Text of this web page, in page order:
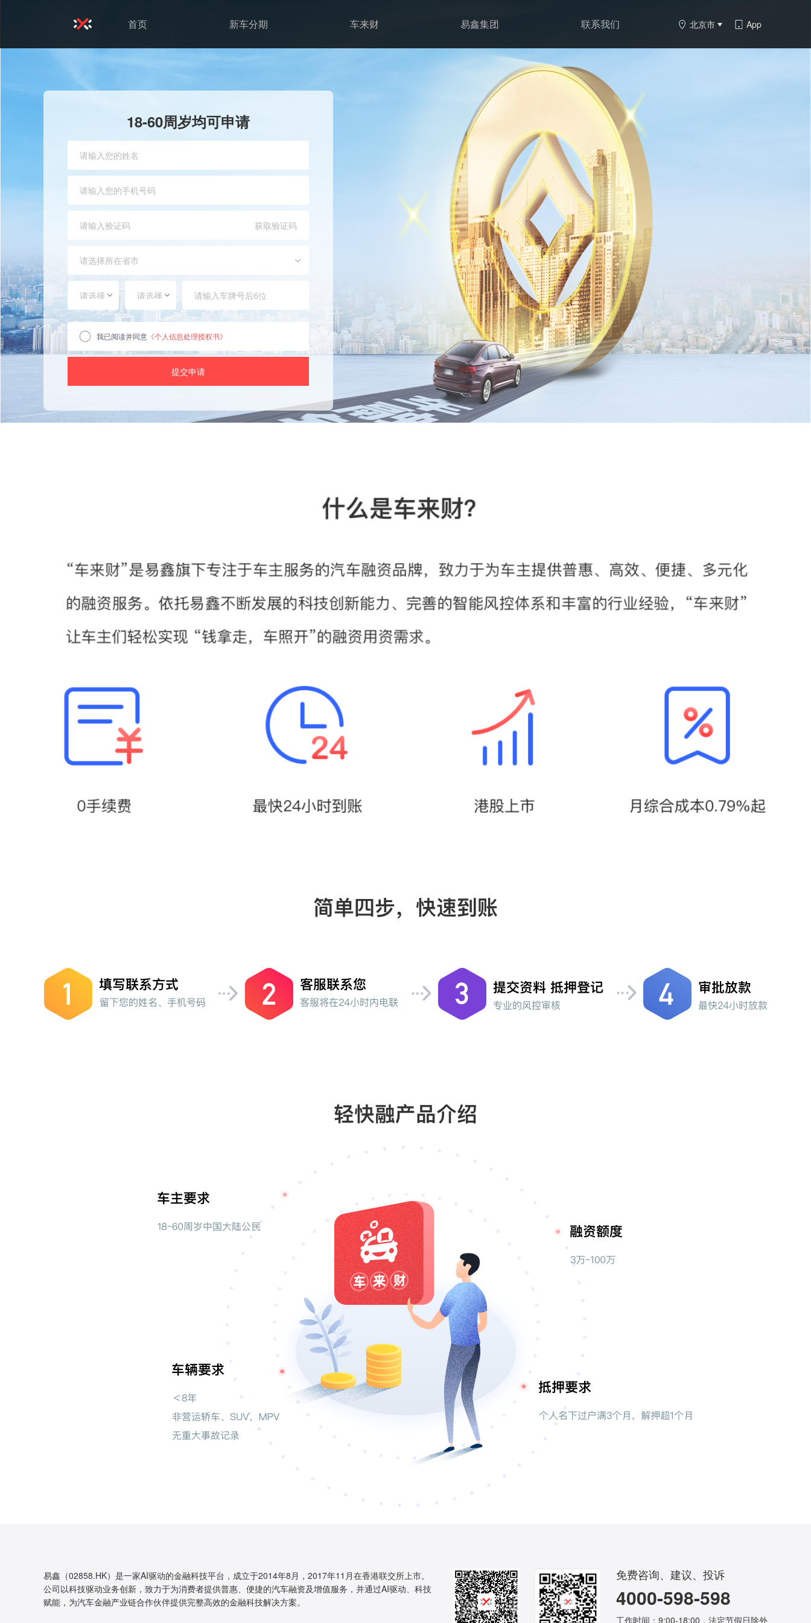
首页 新车分期 车来财 易鑫集团 联系我们 北京市 App
18-60周岁均可申请
获取验证码
请选择所在省市
请选择 请选择
我已阅读并同意 《个人信息处理授权书》
提交申请
易鑫（02858.HK）是一家AI驱动的金融科技平台，成立于2014年8月，2017年11月在香港联交所上市。
公司以科技驱动业务创新，致力于为消费者提供普惠、便捷的汽车融资及增值服务，并通过AI驱动、科技
赋能，为汽车金融产业链合作伙伴提供完整高效的金融科技解决方案。
免费咨询、建议、投诉
4000-598-598
工作时间：9:00-18:00，法定节假日除外